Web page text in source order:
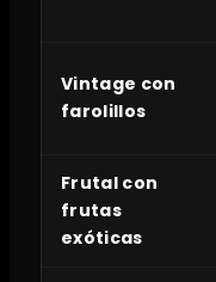
Vintage con
farolillos
Frutal con
frutas
exóticas